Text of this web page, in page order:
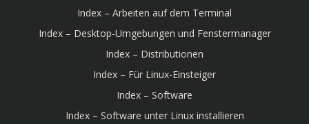
Index – Arbeiten auf dem Terminal
Index – Desktop-Umgebungen und Fenstermanager
Index – Distributionen
Index – Für Linux-Einsteiger
Index – Software
Index – Software unter Linux installieren